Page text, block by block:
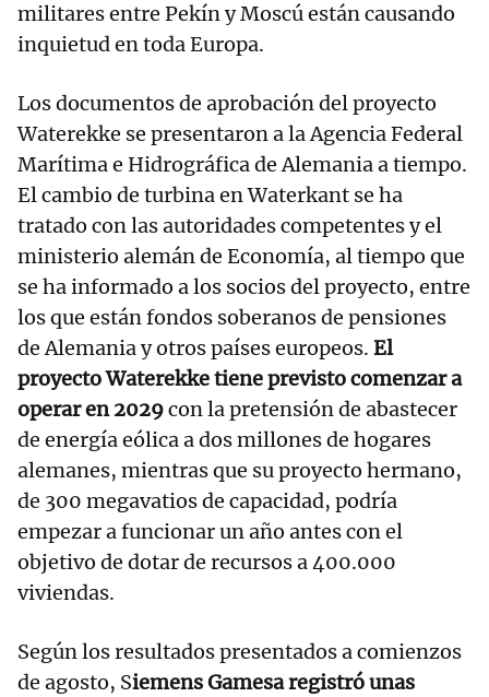
militares entre Pekín y Moscú están causando
inquietud en toda Europa.
Los documentos de aprobación del proyecto
Waterekke se presentaron a la Agencia Federal
Marítima e Hidrográfica de Alemania a tiempo.
El cambio de turbina en Waterkant se ha
tratado con las autoridades competentes y el
ministerio alemán de Economía, al tiempo que
se ha informado a los socios del proyecto, entre
los que están fondos soberanos de pensiones
de Alemania y otros países europeos. El
proyecto Waterekke tiene previsto comenzar a
operar en 2029con la pretensión de abastecer
de energía eólica a dos millones de hogares
alemanes, mientras que su proyecto hermano,
de 300 megavatios de capacidad, podría
empezar a funcionar un año antes con el
objetivo de dotar de recursos a 400.000
viviendas.
Según los resultados presentados a comienzos
de agosto, Siemens Gamesa registró unas